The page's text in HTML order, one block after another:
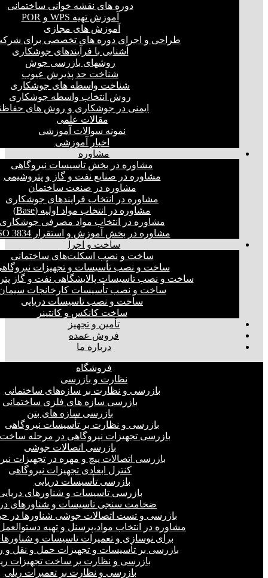
دوره های نقشه خوانی ساختمانی
آموزش تهیه WPS و POR
آموزش های مجازی
طراحی و اجرای دوره های تخصصی برای
آشنایی با فرآیندهای جوشکاری
روشهای بازرسی جوش
شناخت حد پذیرش عیوب
شناخت واسطه های جوشکاری
روش انتخاب واسطه جوشکاری
ایمنی در جوشکاری و روش های
مقالات علمی
نمونه سوالات آموزشی
اخبار آموزشی
مشاوره
مشاوره در بخش تاسیسات نیروگاهی
مشاوره در صنایع نفت و گاز و پتروشیمی
مشاوره در صنعت ساختمان
مشاوره در انتخاب فرایند‌های جوشکاری
مشاوره در انتخاب مواد اولیه (Base)
مشاوره در انتخاب مواد مصرفی
مشاوره در بخش آموزش و استقرار ISO 3834
ساخت و اجرا
ساخت و نصب اسکلت‌های ساختمانی
ساخت و نصب تأسیسات و تجهیزات
ساخت و نصب تاسیسات پالایشگاهی نفت و گاز
ساخت و نصب تأسیسات کارخانجات
ساخت و نصب تاسیسات دریایی
ساخت کانکس و کانتینر
تأمین و تجهیز
فروش عمده
درباره ما
فروشگاه
نظارت و بازرسی
بازرسی و نظارت بر سازه‌های ساختمانی
بازرسی سازه های فلزی ساختمانی
بازرسی سازه های بتن
بازرسی و نظارت بر تأسیسات نیروگاهی
بازرسی تجهیزات نیروگاهی در مرحله
بازرسی اتصالات جوشی
بازرسی اتصالات پیچ و مهره در تجهیزات
کنترل ابعادی تجهیزات نیروگاهی
بازرسی تأسیسات دریایی
بازرسی تاسیسات و شناورهای
ضخامت سنجی تاسیسات و شناورهای
بازرسی و تست اتصالات جوشی شناورها در
مشاوره در انتخاب مواد،پرسنل و تهیه
برای نوسازی و تعمیرات تاسیسات و
بازرسی بر تأسیسات و تجهیزات حمل و نقل و
بازرسی و نظارت بر ساخت تجهیزات
بازرسی و نظارت بر تعمیرات ریلی